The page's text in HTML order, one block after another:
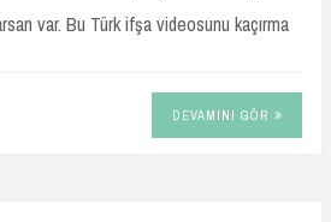
var. Bu Türk ifşa videosunu kaçırma
DEVAMINI GÖR